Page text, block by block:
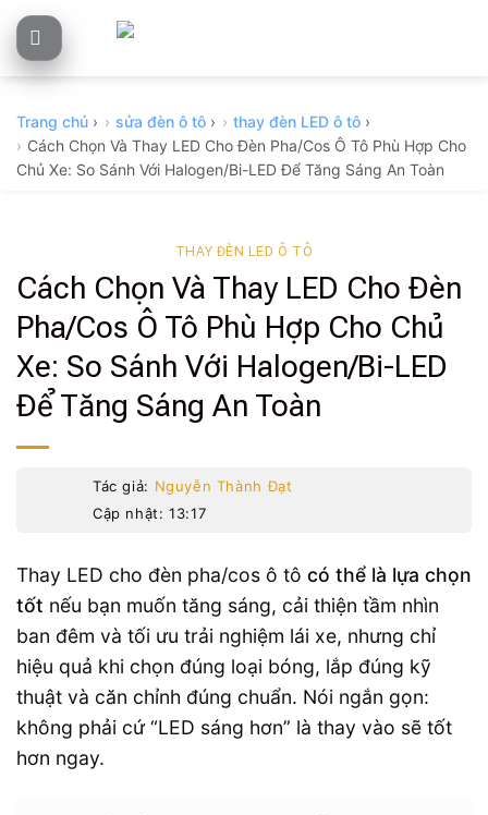
Skip
to
Trang chủ › sửa đèn ô tô › thay đèn LED ô tô ›
Cách Chọn Và Thay LED Cho Đèn Pha/Cos Ô Tô Phù Hợp Cho
Chủ Xe: So Sánh Với Halogen/Bi-LED Để Tăng Sáng An Toàn
THAY ĐÈN LED Ô TÔ
Cách Chọn Và Thay LED Cho Đèn
Pha/Cos Ô Tô Phù Hợp Cho Chủ
Xe: So Sánh Với Halogen/Bi-LED
Để Tăng Sáng An Toàn
Tác giả: Nguyễn Thành Đạt
Cập nhật: 13:17
Thay LED cho đèn pha/cos ô tô có thể là lựa chọn
tốt nếu bạn muốn tăng sáng, cải thiện tầm nhìn
ban đêm và tối ưu trải nghiệm lái xe, nhưng chỉ
hiệu quả khi chọn đúng loại bóng, lắp đúng kỹ
thuật và căn chỉnh đúng chuẩn. Nói ngắn gọn:
không phải cứ “LED sáng hơn” là thay vào sẽ tốt
hơn ngay.